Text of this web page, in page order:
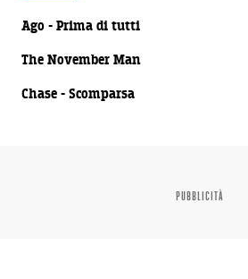
Ago - Prima di tutti
The November Man
Chase - Scomparsa
PUBBLICITÀ